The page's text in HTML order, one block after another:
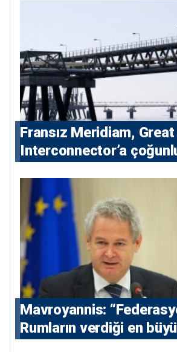
Fransız Meridiam, Great
Interconnector’a
Mavroyannis:
Rumların verdiği en